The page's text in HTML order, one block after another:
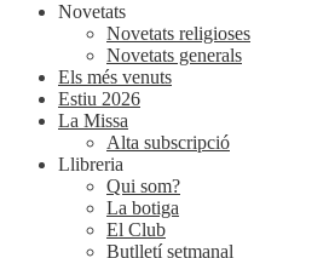
Novetats
Novetats religioses
Novetats generals
Els més venuts
Estiu 2026
La Missa
Alta subscripció
Llibreria
Qui som?
La botiga
El Club
Butlletí setmanal